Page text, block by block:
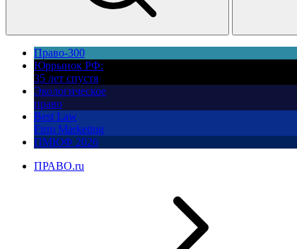
Право-300
Юррынок РФ:
35 лет спустя
Экологическое
право
Best Law
Firm Marketing
ПМЮФ 2026
ПРАВО.ru